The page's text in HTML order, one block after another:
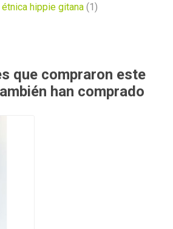
étnica hippie gitana (1)
que compraron este
han comprado